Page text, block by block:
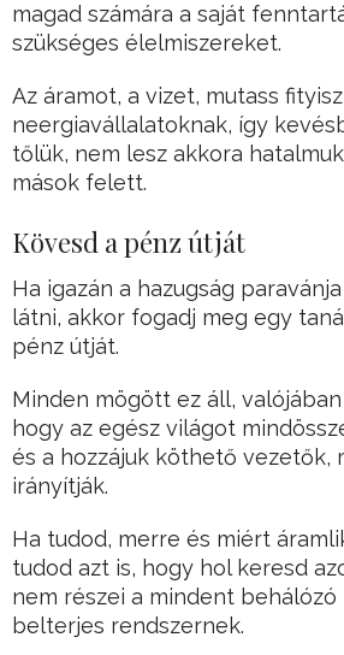
magad számára a saját
szükséges élelmiszereket.
Az áramot, a vizet, mutass
neergiavállalatoknak, így
tőlük, nem lesz akkora
mások felett.
Kövesd a pénz útját
Ha igazán a hazugság
látni, akkor fogadj meg egy
pénz útját.
Minden mögött ez áll,
hogy az egész világot
és a hozzájuk köthető vezetők,
irányítják.
Ha tudod, merre és miért
tudod azt is, hogy hol keresd
nem részei a mindent
belterjes rendszernek.